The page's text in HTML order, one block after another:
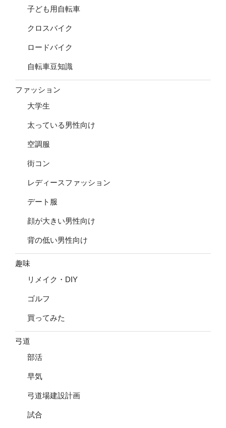
子ども用自転車
クロスバイク
ロードバイク
自転車豆知識
ファッション
大学生
太っている男性向け
空調服
街コン
レディースファッション
デート服
顔が大きい男性向け
背の低い男性向け
趣味
リメイク・DIY
ゴルフ
買ってみた
弓道
部活
早気
弓道場建設計画
試合